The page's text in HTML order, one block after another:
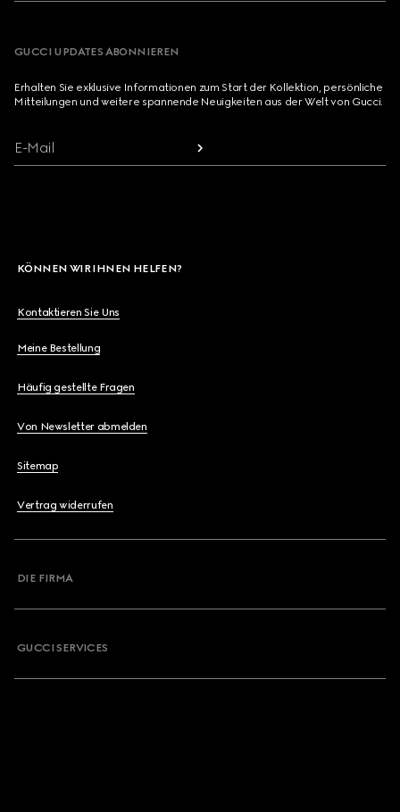
GUCCI UPDATES ABONNIEREN
Erhalten Sie exklusive Informationen zum Start der Kollektion, persönliche
Mitteilungen und weitere spannende Neuigkeiten aus der Welt von Gucci.
E-Mail
KÖNNEN WIR IHNEN HELFEN?
Kontaktieren Sie Uns
Meine Bestellung
Häufig gestellte Fragen
Von Newsletter abmelden
Sitemap
Vertrag widerrufen
DIE FIRMA
GUCCI SERVICES